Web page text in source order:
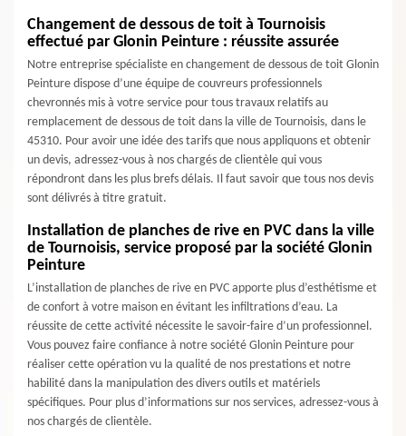
Changement de dessous de toit à Tournoisis
effectué par Glonin Peinture : réussite assurée
Notre entreprise spécialiste en changement de dessous de toit Glonin
Peinture dispose d’une équipe de couvreurs professionnels
chevronnés mis à votre service pour tous travaux relatifs au
remplacement de dessous de toit dans la ville de Tournoisis, dans le
45310. Pour avoir une idée des tarifs que nous appliquons et obtenir
un devis, adressez-vous à nos chargés de clientèle qui vous
répondront dans les plus brefs délais. Il faut savoir que tous nos devis
sont délivrés à titre gratuit.
Installation de planches de rive en PVC dans la ville
de Tournoisis, service proposé par la société Glonin
Peinture
L’installation de planches de rive en PVC apporte plus d’esthétisme et
de confort à votre maison en évitant les infiltrations d’eau. La
réussite de cette activité nécessite le savoir-faire d’un professionnel.
Vous pouvez faire confiance à notre société Glonin Peinture pour
réaliser cette opération vu la qualité de nos prestations et notre
habilité dans la manipulation des divers outils et matériels
spécifiques. Pour plus d’informations sur nos services, adressez-vous à
nos chargés de clientèle.